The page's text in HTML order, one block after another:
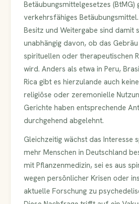
Betäubungsmittelgesetzes (BtMG)
verkehrsfähiges
Besitz und Weitergabe sind damit
unabhängig davon, ob das
spirituellen oder therapeutischen
wird. Anders als etwa in Peru,
Rica gibt es hierzulande auch
religiöse oder zeremonielle
Gerichte haben entsprechende
durchgehend abgelehnt.
Gleichzeitig wächst das Interesse
mehr Menschen in Deutschland
mit Pflanzenmedizin, sei es aus
wegen persönlicher Krisen oder
aktuelle Forschung zu